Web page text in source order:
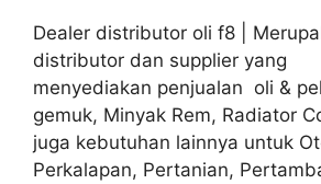
Dealer distributor oli f8 |
distributor dan supplier yang
menyediakan penjualan oli &
gemuk, Minyak Rem, Radiator
juga kebutuhan lainnya untuk
Perkalapan, Pertanian,